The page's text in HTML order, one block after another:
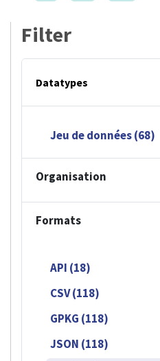
Filter
Datatypes
Jeu de données (68)
Organisation
Formats
API (18)
CSV (118)
GPKG (118)
JSON (118)